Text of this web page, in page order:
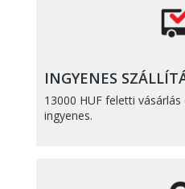
INGYENES
13000 HUF feletti
ingyenes.